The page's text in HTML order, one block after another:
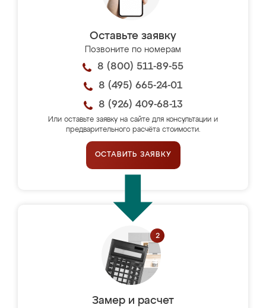
Оставьте заявку
Позвоните по номерам
8 (800) 511-89-55
8 (495) 665-24-01
8 (926) 409-68-13
Или оставьте заявку на сайте для консультации и
предварительного расчёта стоимости.
ОСТАВИТЬ ЗАЯВКУ
Замер и расчет